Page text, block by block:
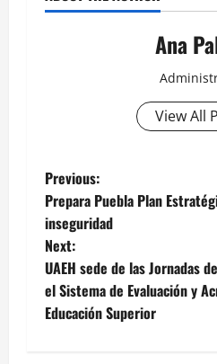
Ana
View All
Post
navigation
Previous:
Prepara Puebla Plan
inseguridad
Next:
UAEH sede de las Jornadas
el Sistema de Evaluación y
Educación Superior